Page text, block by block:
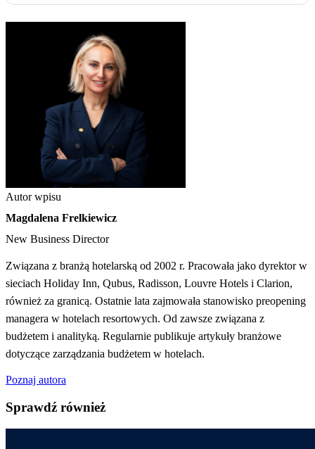
marketingowe, takie jak prowizje OTA czy kampanie
reklamowe.
optymalne ceny pokoi. Dzięki temu hotel może szybciej
reagować na zmiany rynku i zwiększać przychody bez
konieczności ręcznego zarządzania cennikiem.
Autor wpisu
Magdalena Frelkiewicz
New Business Director
Związana z branżą hotelarską od 2002 r. Pracowała jako dyrektor w
sieciach Holiday Inn, Qubus, Radisson, Louvre Hotels i Clarion,
również za granicą. Ostatnie lata zajmowała stanowisko preopening
managera w hotelach resortowych. Od zawsze związana z
budżetem i analityką. Regularnie publikuje artykuły branżowe
dotyczące zarządzania budżetem w hotelach.
Poznaj autora
Sprawdź również